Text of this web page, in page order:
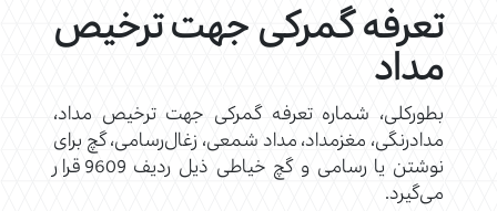
تعرفه گمرکی جهت ترخیص
مداد
بطورکلی، شماره تعرفه گمرکی جهت ترخیص مداد‌،‌
مدادرنگی، مغزمداد، مداد شمعی، زغال‌رسامی، گچ برای
نوشتن یا رسامی و گچ خیاطی ذیل ردیف 9609 قرار
می‌گیرد.